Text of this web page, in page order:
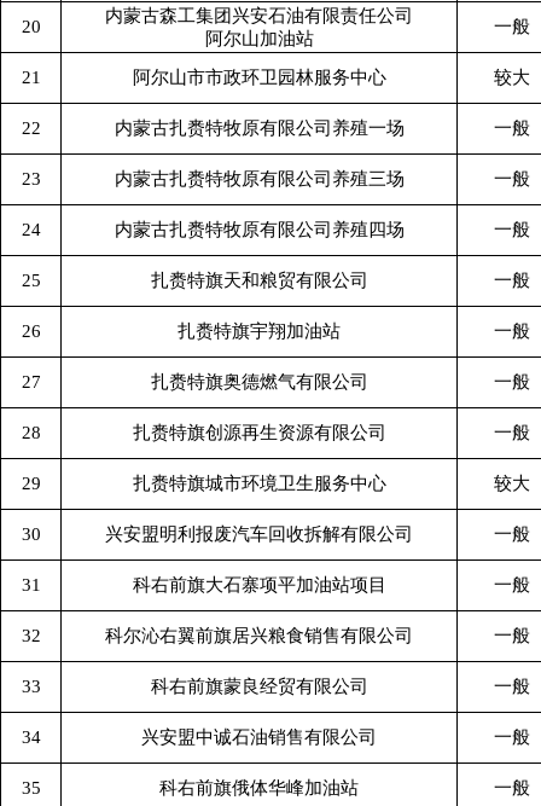
20
内蒙古森工集团兴安石油有限责任公司
阿尔山加油站
一般
21 阿尔山市市政环卫园林服务中心 较大
22 内蒙古扎赉特牧原有限公司养殖一场 一般
23 内蒙古扎赉特牧原有限公司养殖三场 一般
24 内蒙古扎赉特牧原有限公司养殖四场 一般
25 扎赉特旗天和粮贸有限公司 一般
26 扎赉特旗宇翔加油站 一般
27 扎赉特旗奥德燃气有限公司 一般
28 扎赉特旗创源再生资源有限公司 一般
29 扎赉特旗城市环境卫生服务中心 较大
30 兴安盟明利报废汽车回收拆解有限公司 一般
31 科右前旗大石寨项平加油站项目 一般
32 科尔沁右翼前旗居兴粮食销售有限公司 一般
33 科右前旗蒙良经贸有限公司 一般
34 兴安盟中诚石油销售有限公司 一般
35 科右前旗俄体华峰加油站 一般